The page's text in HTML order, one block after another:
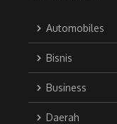
Automobiles
Bisnis
Business
Daerah